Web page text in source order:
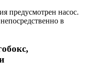
предусмотрен насос.
в